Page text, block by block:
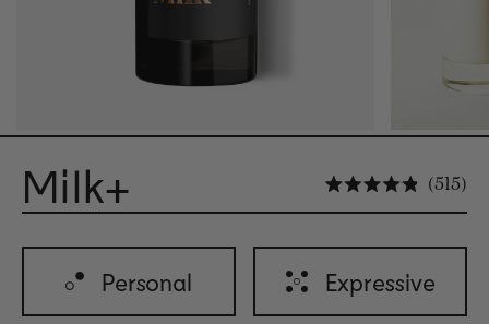
Milk+ 515
Personal Expressive